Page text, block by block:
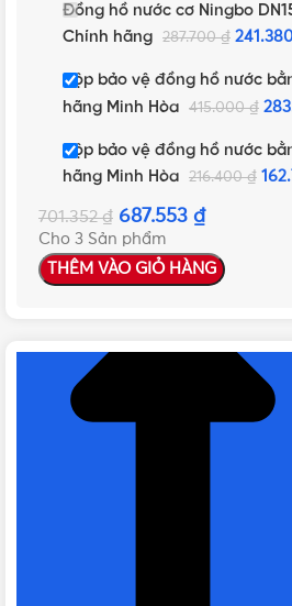
Đồng hồ nước cơ Ningbo
Chính hãng
287.700₫
Hộp bảo vệ đồng hồ nước
hãng Minh Hòa
415.000₫
Hộp bảo vệ đồng hồ nước
hãng Minh Hòa
216.400₫
701.352₫ 687.553 ₫
Cho 3 Sản phẩm
THÊM VÀO GIỎ HÀNG
Thông số kỹ thuật của Đồng
DN15 thân gang, nối ren |
NHẤN ĐỂ XEM TIẾP (THU GỌN)